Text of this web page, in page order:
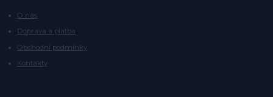
O nás
Doprava a platba
Obchodní podmínky
Kontakty